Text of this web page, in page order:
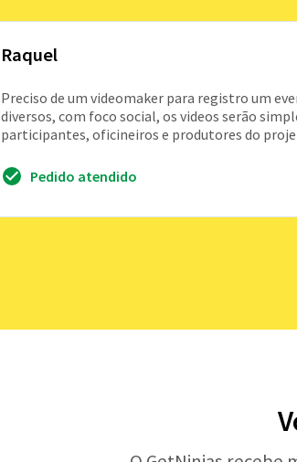
Raquel
Preciso de um videomaker para registro um
diversos, com foco social, os videos serão
participantes, oficineiros e produtores do
Pedido atendido